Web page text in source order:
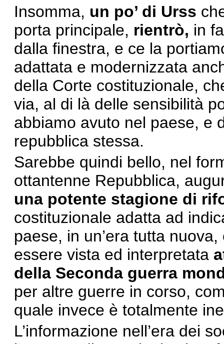
Insomma, un po’ di Urss
porta principale, rientrò, in
dalla finestra, e ce la
adattata e modernizzata
della Corte costituzionale,
via, al di là delle sensibilità
abbiamo avuto nel paese, e
repubblica stessa.
Sarebbe quindi bello, nel
ottantenne Repubblica,
una potente stagione di
costituzionale adatta ad
paese, in un’era tutta
essere vista ed interpretata
della Seconda guerra
per altre guerre in corso,
quale invece è totalmente
L’informazione nell’era dei